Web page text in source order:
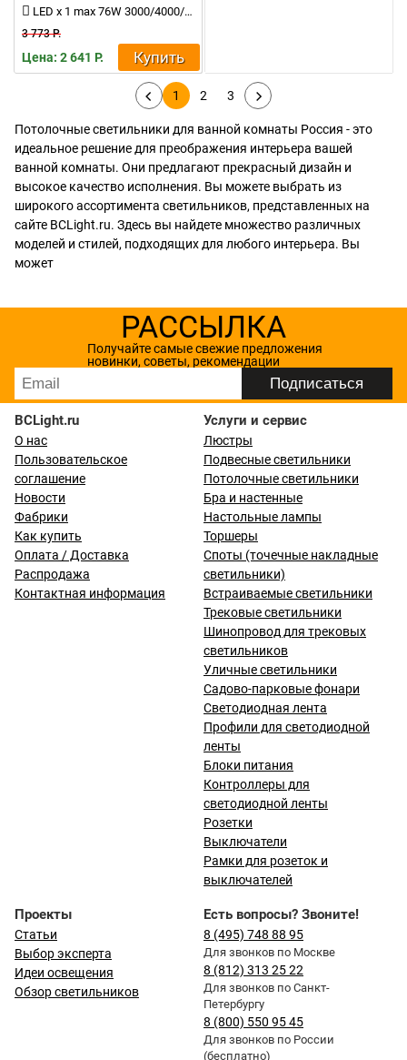
LED x 1 max 76W 3000/4000/6000K 7105Lm
3 773 Р.
Цена: 2 641 Р. Купить
1 2 3
Потолочные светильники для ванной комнаты Россия - это
идеальное решение для преображения интерьера вашей
ванной комнаты. Они предлагают прекрасный дизайн и
высокое качество исполнения. Вы можете выбрать из
широкого ассортимента светильников, представленных на
сайте BCLight.ru. Здесь вы найдете множество различных
моделей и стилей, подходящих для любого интерьера. Вы
может
РАССЫЛКА
Получайте самые свежие предложения
новинки, советы, рекомендации
BCLight.ru
О нас
Пользовательское
соглашение
Новости
Фабрики
Как купить
Оплата / Доставка
Распродажа
Контактная информация
Услуги и сервис
Люстры
Подвесные светильники
Потолочные светильники
Бра и настенные
Настольные лампы
Торшеры
Споты (точечные накладные
светильники)
Встраиваемые светильники
Трековые светильники
Шинопровод для трековых
светильников
Уличные светильники
Садово-парковые фонари
Светодиодная лента
Профили для светодиодной
ленты
Блоки питания
Контроллеры для
светодиодной ленты
Розетки
Выключатели
Рамки для розеток и
выключателей
Проекты
Статьи
Выбор эксперта
Идеи освещения
Обзор светильников
Есть вопросы? Звоните!
8 (495) 748 88 95
Для звонков по Москве
8 (812) 313 25 22
Для звонков по Санкт-
Петербургу
8 (800) 550 95 45
Для звонков по России
(бесплатно)